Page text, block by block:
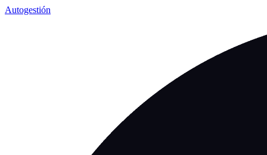
Autogestión